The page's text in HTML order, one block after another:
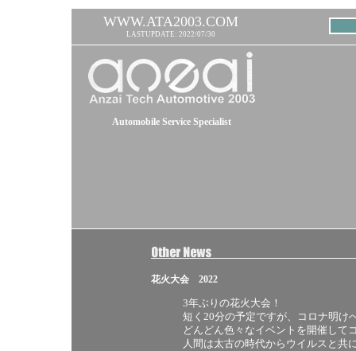
WWW.ATA2003.COM
LASTUPDATE: 2022/07/30
Automobile Service Specialist
花火大会 2022
3年ぶりの花火大会！
短く20分の予定ですが、コロナ明け
どんどん色々なイベントを開催して
人間は太古の時代からウイルスと共